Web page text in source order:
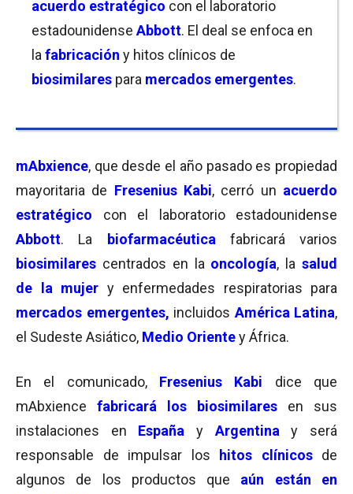
acuerdo estratégico con el laboratorio
estadounidense Abbott. El deal se enfoca en
la fabricación y hitos clínicos de
biosimilares para mercados emergentes.
mAbxience, que desde el año pasado es propiedad
mayoritaria de Fresenius Kabi, cerró un acuerdo
estratégico con el laboratorio estadounidense
Abbott. La biofarmacéutica fabricará varios
biosimilares centrados en la oncología, lasalud
de la mujer y enfermedades respiratorias para
mercados emergentes, incluidos América Latina,
el Sudeste Asiático, Medio Orientey África.
En el comunicado, Fresenius Kabi dice que
mAbxience fabricará los biosimilares en sus
instalaciones en España y Argentina
y será
responsable de impulsar los
hitos clínicosde
algunos de los productos que aún están en